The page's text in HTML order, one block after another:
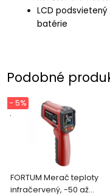
LCD
batérie
Podobné
FORTUM Merač teploty
infračervený, -50 až
.
- 5%